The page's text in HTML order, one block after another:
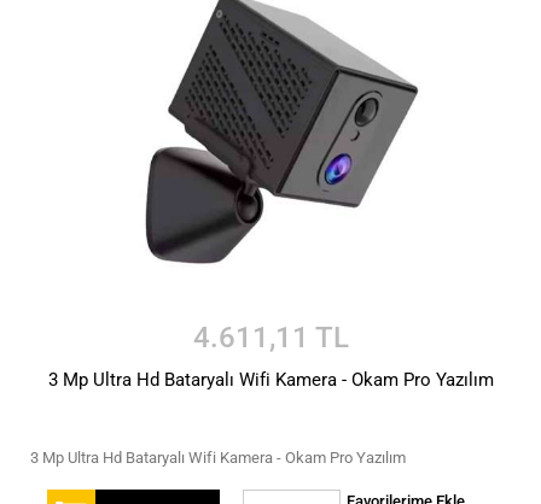
4.611,11 TL
3 Mp Ultra Hd Bataryalı Wifi Kamera - Okam Pro Yazılım
3 Mp Ultra Hd Bataryalı Wifi Kamera - Okam Pro Yazılım